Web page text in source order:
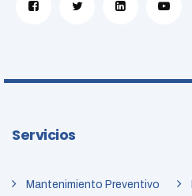
Servicios
Mantenimiento Preventivo